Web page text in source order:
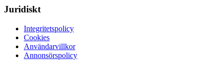
Juridiskt
Integritetspolicy
Cookies
Användarvillkor
Annonsörspolicy